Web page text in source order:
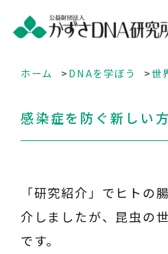
ホーム DNAを学ぼう 世
感染症を防ぐ新しい
「研究紹介」でヒトの
介しましたが、昆虫の
です。